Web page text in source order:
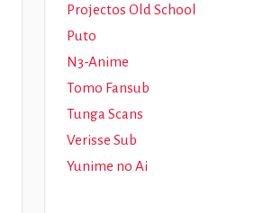
Projectos Old School
Puto
N3-Anime
Tomo Fansub
Tunga Scans
Verisse Sub
Yunime no Ai